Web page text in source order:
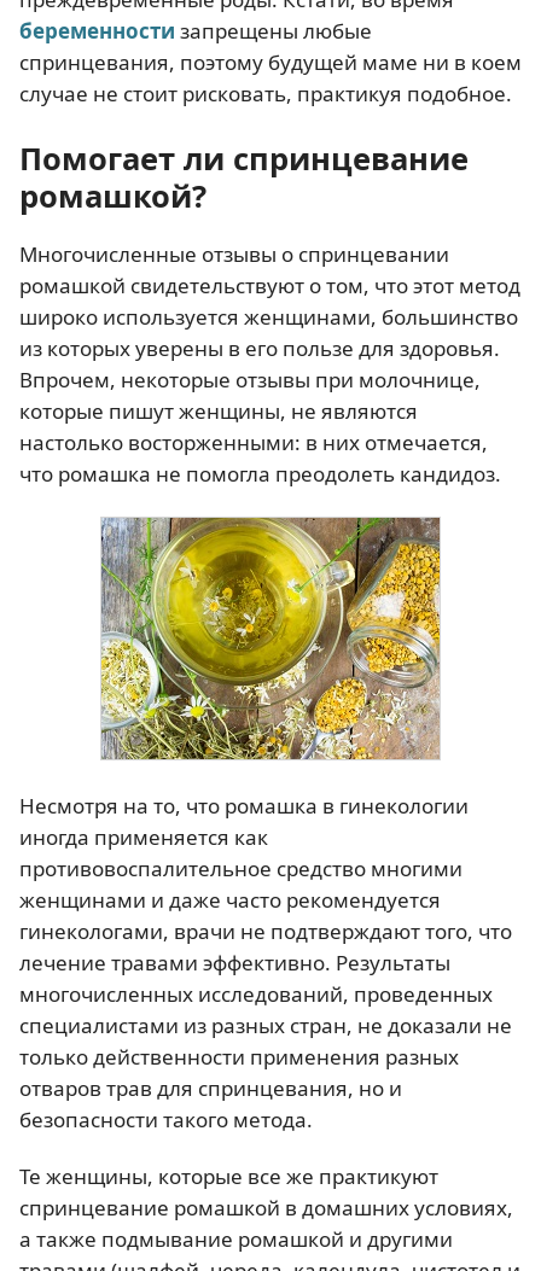
беременности запрещены любые
спринцевания, поэтому будущей маме ни в коем
случае не стоит рисковать, практикуя подобное.
Помогает ли спринцевание
ромашкой?
Многочисленные отзывы о спринцевании
ромашкой свидетельствуют о том, что этот метод
широко используется женщинами, большинство
из которых уверены в его пользе для здоровья.
Впрочем, некоторые отзывы при молочнице,
которые пишут женщины, не являются
настолько восторженными: в них отмечается,
что ромашка не помогла преодолеть кандидоз.
Несмотря на то, что ромашка в гинекологии
иногда применяется как
противовоспалительное средство многими
женщинами и даже часто рекомендуется
гинекологами, врачи не подтверждают того, что
лечение травами эффективно. Результаты
многочисленных исследований, проведенных
специалистами из разных стран, не доказали не
только действенности применения разных
отваров трав для спринцевания, но и
безопасности такого метода.
Те женщины, которые все же практикуют
спринцевание ромашкой в домашних условиях,
а также подмывание ромашкой и другими